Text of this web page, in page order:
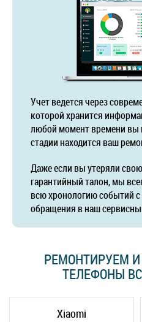
Учет ведется через
которой хранится
любой момент времени вы
стадии находится ваш
Даже если вы утеряли
гарантийный талон, мы
всю хронологию событий
обращения в наш
РЕМОНТИРУЕМ
ТЕЛЕФОНЫ
Xiaomi